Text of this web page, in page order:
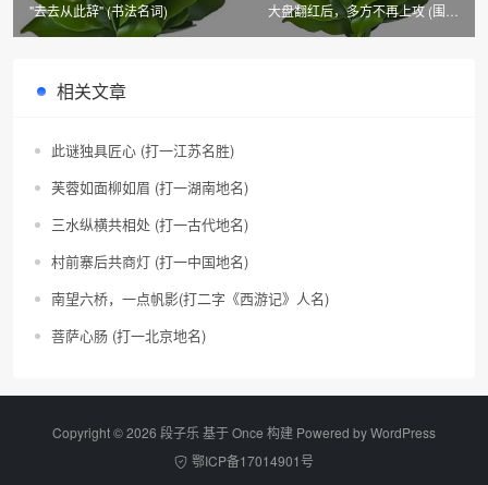
"去去从此辞" (书法名词)
大盘翻红后，多方不再上攻 (围棋
相关文章
此谜独具匠心 (打一江苏名胜)
芙蓉如面柳如眉 (打一湖南地名)
三水纵横共相处 (打一古代地名)
村前寨后共商灯 (打一中国地名)
南望六桥，一点帆影(打二字《西游记》人名)
菩萨心肠 (打一北京地名)
Copyright © 2026 段子乐 基于 Once 构建 Powered byWordPress
鄂ICP备17014901号